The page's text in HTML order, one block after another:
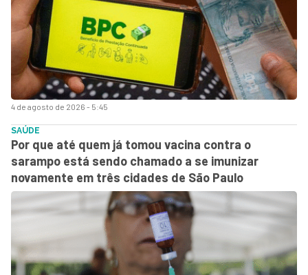
4 de agosto de 2026 - 5:45
SAÚDE
Por que até quem já tomou vacina contra o
sarampo está sendo chamado a se imunizar
novamente em três cidades de São Paulo